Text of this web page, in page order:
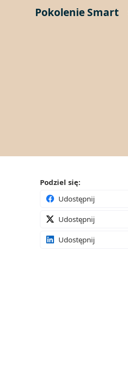
Pokolenie Smart
Podziel się:
Udostępnij
Udostępnij
Udostępnij